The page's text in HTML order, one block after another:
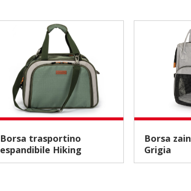
Borsa trasportino
espandibile Hiking
Borsa zainetto Pet
Grigia